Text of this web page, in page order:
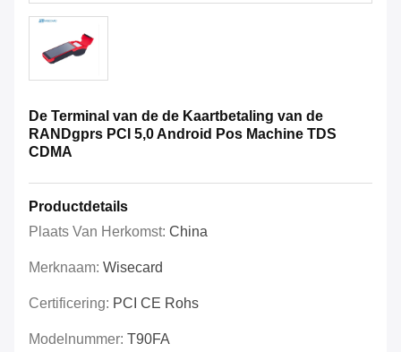
De Terminal van de de Kaartbetaling van de
RANDgprs PCI 5,0 Android Pos Machine TDS
CDMA
Productdetails
Plaats Van Herkomst: China
Merknaam: Wisecard
Certificering: PCI CE Rohs
Modelnummer: T90FA